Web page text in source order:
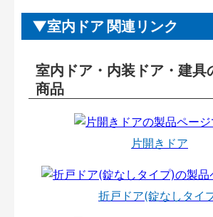
室内ドア 関連リンク
室内ドア・内装ドア・建具
商品
片開きドア
折戸ドア(錠なしタイ